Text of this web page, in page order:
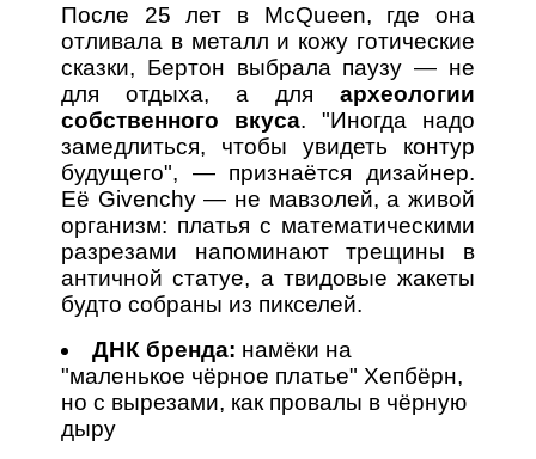
После 25 лет в McQueen, где она
отливала в металл и кожу готические
сказки, Бертон выбрала паузу — не
для отдыха, а для археологии
собственного вкуса. "Иногда надо
замедлиться, чтобы увидеть контур
будущего", — признаётся дизайнер.
Её Givenchy — не мавзолей, а живой
организм: платья с математическими
разрезами напоминают трещины в
античной статуе, а твидовые жакеты
будто собраны из пикселей.
ДНК бренда: намёки на
"маленькое чёрное платье" Хепбёрн,
но с вырезами, как провалы в чёрную
дыру